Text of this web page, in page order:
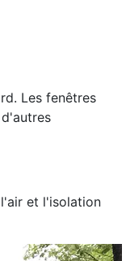
Les fenêtres
et l'isolation